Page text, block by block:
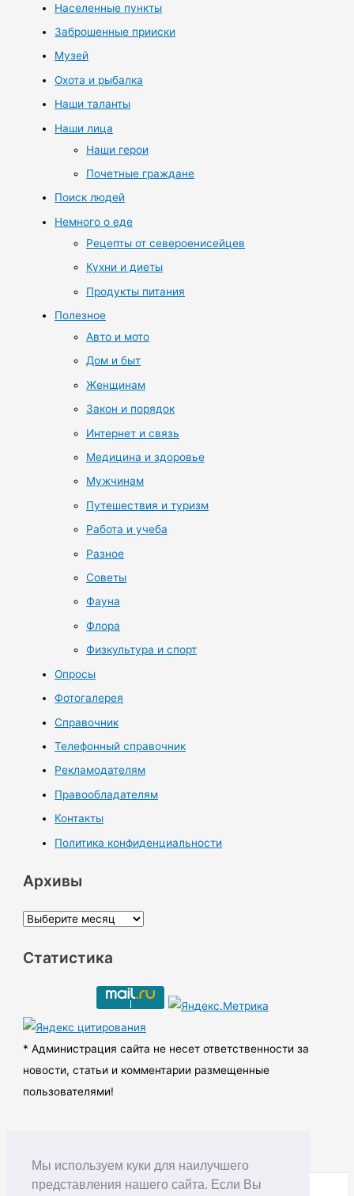
Мы используем куки для наилучшего
представления нашего сайта. Если Вы
Населенные пункты
Заброшенные прииски
Музей
Охота и рыбалка
Наши таланты
Наши лица
Наши герои
Почетные граждане
Поиск людей
Немного о еде
Рецепты от североенисейцев
Кухни и диеты
Продукты питания
Полезное
Авто и мото
Дом и быт
Женщинам
Закон и порядок
Интернет и связь
Медицина и здоровье
Мужчинам
Путешествия и туризм
Работа и учеба
Разное
Советы
Фауна
Флора
Физкультура и спорт
Опросы
Фотогалерея
Справочник
Телефонный справочник
Рекламодателям
Правообладателям
Контакты
Политика конфиденциальности
Архивы
А
х
ы
Статистика
* Администрация сайта не несет ответственности за
новости, статьи и комментарии размещенные
пользователями!